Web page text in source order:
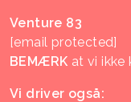
Venture 83
[email protected]
BEMÆRK at vi
Vi driver også: